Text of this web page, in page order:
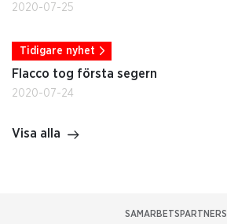
2020-07-25
Tidigare nyhet
Flacco tog första segern
2020-07-24
Visa alla
SAMARBETSPARTNERS